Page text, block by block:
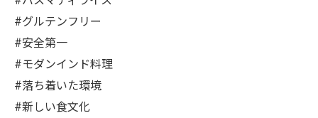
#グルテンフリー
#安全第一
#モダンインド料理
#落ち着いた環境
#新しい食文化